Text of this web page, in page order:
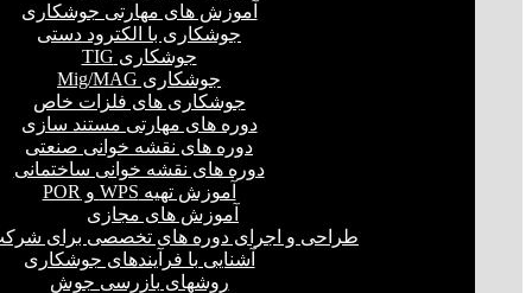
آموزش های مهارتی جوشکاری
جوشکاری با الکترود دستی
جوشکاری TIG
جوشکاری Mig/MAG
جوشکاری های فلزات خاص
دوره های مهارتی مستند سازی
دوره های نقشه خوانی صنعتی
دوره های نقشه خوانی ساختمانی
آموزش تهیه WPS و POR
آموزش های مجازی
طراحی و اجرای دوره های تخصصی برای
آشنایی با فرآیندهای جوشکاری
روشهای بازرسی جوش